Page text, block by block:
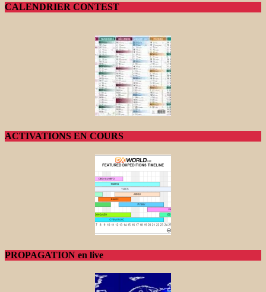
CALENDRIER CONTEST
ACTIVATIONS EN COURS
PROPAGATION en live